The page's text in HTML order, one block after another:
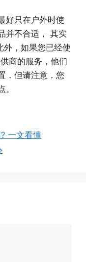
好只在户外时使
并不合适， 其实
外，如果您已经使
商的服务，他们
，但请注意，您
一文看懂